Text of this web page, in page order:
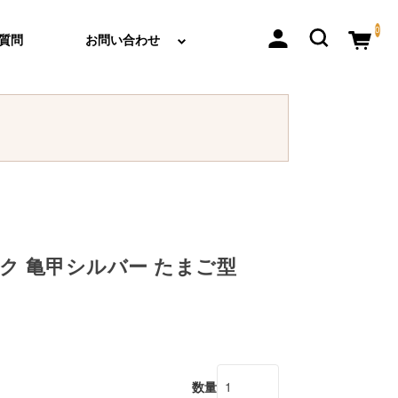
問 お問い合わせ
0
亀甲シルバー たまご型
数量